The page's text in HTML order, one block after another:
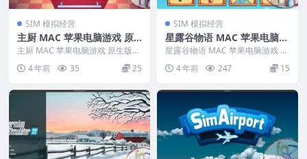
SIM 模拟经营
主厨 MAC 苹果电脑游戏 原
生版 支援10.15 11 12 13 适
用于APPLE CPU
主厨 MAC 苹果电脑游戏 原生版
支援10.15 11 12 13 适用于AP...
4 年前 35 25
SIM 模拟经营
星露谷物语 MAC 苹果电脑游
戏 原生版 支援12 13 14 15
星露谷物语 MAC 苹果电脑游戏 原
4 年前 247 15